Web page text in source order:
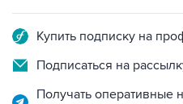
Подписаться на
Получать оперативные